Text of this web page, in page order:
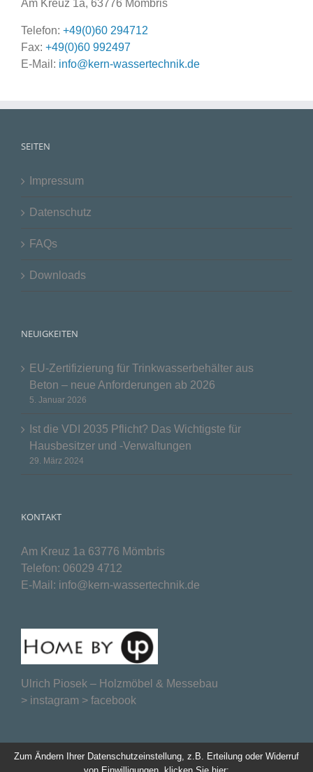
Am Kreuz 1a, 63776 Mömbris
Telefon: +49(0)60 294712
Fax: +49(0)60 992497
E-Mail: info@kern-wassertechnik.de
SEITEN
Impressum
Datenschutz
FAQs
Downloads
NEUIGKEITEN
EU-Zertifizierung für Trinkwasserbehälter aus
Beton – neue Anforderungen ab 2026
5. Januar 2026
Ist die VDI 2035 Pflicht? Das Wichtigste für
Hausbesitzer und -Verwaltungen
29. März 2024
KONTAKT
Am Kreuz 1a 63776 Mömbris
Telefon: 06029 4712
E-Mail: info@kern-wassertechnik.de
Ulrich Piosek – Holzmöbel & Messebau
> instagram > facebook
Zum Ändern Ihrer Datenschutzeinstellung, z.B. Erteilung oder Widerruf